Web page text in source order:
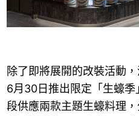
除了即將展開的改裝活動
6月30日推出限定「生蠔
段供應兩款主題生蠔料理